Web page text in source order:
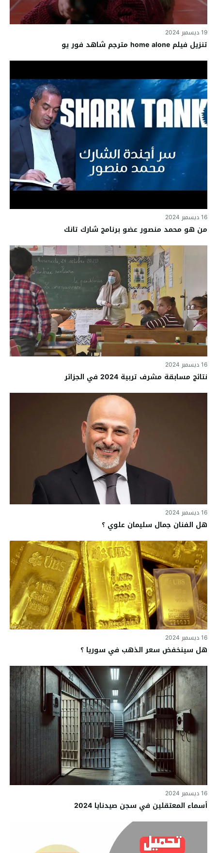
19 ديسمبر 2024
تنزيل فيلم home alone مترجم شاهد فور يو
16 ديسمبر 2024
من هو محمد منصور عضو برنامج شارك تانك
16 ديسمبر 2024
نتائج مسابقة مشرف تربية 2024 في الجزائر
16 ديسمبر 2024
هل الفنان جمال سليمان علوي ؟
16 ديسمبر 2024
هل سينخفض سعر الذهب في سوريا ؟
16 ديسمبر 2024
أسماء المعتقلين في سجن صيدنايا 2024